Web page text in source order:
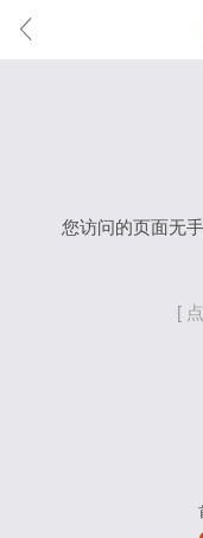
您访问的页面无
[